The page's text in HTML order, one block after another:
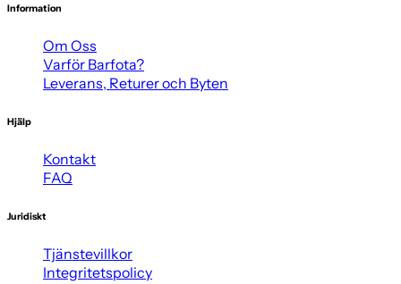
Information
Om Oss
Varför Barfota?
Leverans, Returer och Byten
Hjälp
Kontakt
FAQ
Juridiskt
Tjänstevillkor
Integritetspolicy